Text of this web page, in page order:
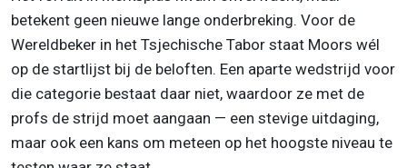
betekent geen nieuwe lange onderbreking. Voor de
Wereldbeker in het Tsjechische Tabor staat Moors wél
op de startlijst bij de beloften. Een aparte wedstrijd voor
die categorie bestaat daar niet, waardoor ze met de
profs de strijd moet aangaan — een stevige uitdaging,
maar ook een kans om meteen op het hoogste niveau te